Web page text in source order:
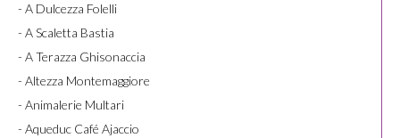
- A Dulcezza Folelli
- A Scaletta Bastia
- A Terazza Ghisonaccia
- Altezza Montemaggiore
- Animalerie Multari
- Aqueduc Café Ajaccio